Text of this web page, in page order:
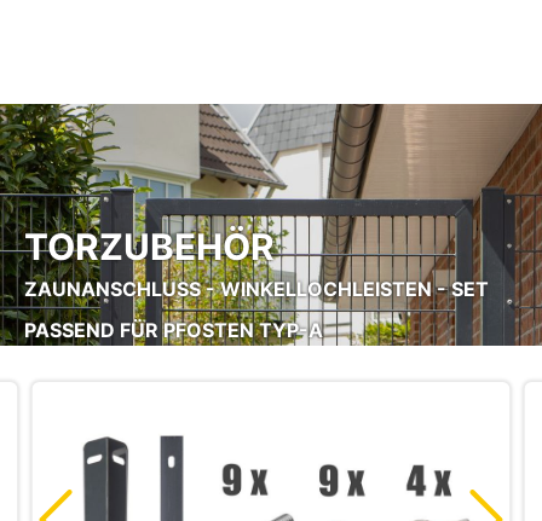
TORZUBEHÖR
ZAUNANSCHLUSS - WINKELLOCHLEISTEN - SET
PASSEND FÜR PFOSTEN TYP-A